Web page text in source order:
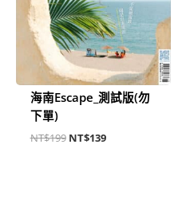
海南Escape_測試版(勿
下單)
NT$199 NT$139